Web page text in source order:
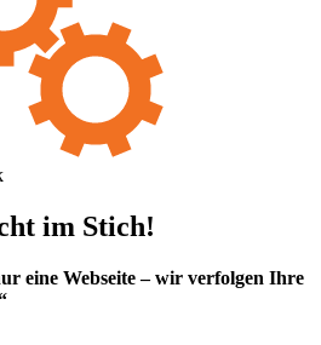
im Stich!
eine Webseite – wir verfolgen Ihre